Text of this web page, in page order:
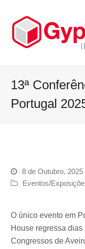
13ª
Portugal
8 de Outubro, 2025
Eventos/
O único evento em
House regressa dias
Congressos de